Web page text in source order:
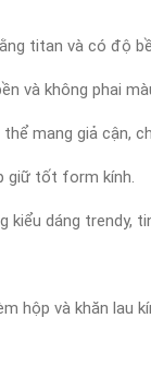
titan và có độ
và không phai
mang giả cận,
giữ tốt form kính.
kiểu dáng trendy,
hộp và khăn lau